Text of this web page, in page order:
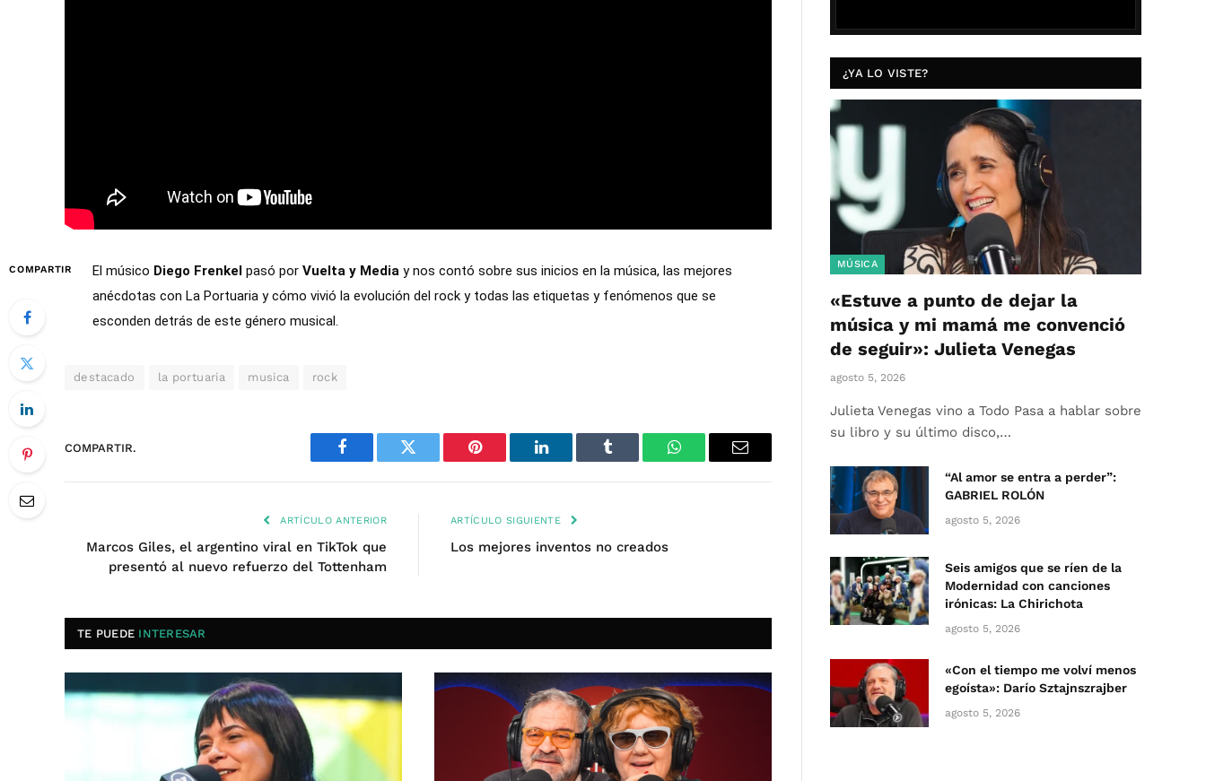
COMPARTIR El músico Diego Frenkel pasó por Vuelta y Media y nos contó sobre sus inicios en la música, las mejores
anécdotas con La Portuaria y cómo vivió la evolución del rock y todas las etiquetas y fenómenos que se
esconden detrás de este género musical.
destacado la portuaria musica rock
COMPARTIR.
Facebook Twitter Pinterest LinkedIn Tumblr WhatsAppEmail
ARTÍCULO ANTERIOR
Marcos Giles, el argentino viral en TikTok que
presentó al nuevo refuerzo del Tottenham
ARTÍCULO SIGUIENTE
Los mejores inventos no creados
TE PUEDE INTERESAR
¿YA LO VISTE?
MÚSICA
«Estuve a punto de dejar la
música y mi mamá me convenció
de seguir»: Julieta Venegas
agosto 5, 2026
Julieta Venegas vino a Todo Pasa a hablar sobre
su libro y su último disco,…
“Al amor se entra a perder”:
GABRIEL ROLÓN
agosto 5, 2026
Seis amigos que se ríen de la
Modernidad con canciones
irónicas: La Chirichota
agosto 5, 2026
«Con el tiempo me volví menos
egoísta»: Darío Sztajnszrajber
agosto 5, 2026